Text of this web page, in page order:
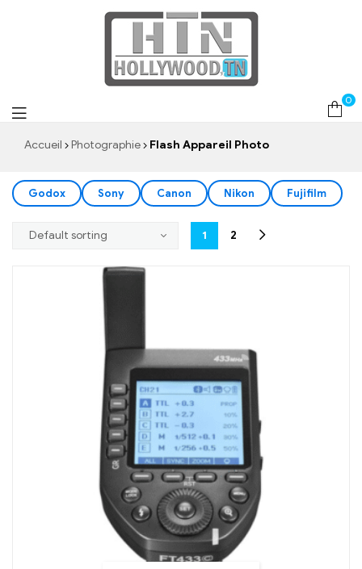
Flash Appareil Photo
0
Accueil Photographie Flash Appareil Photo
Godox Sony Canon Nikon Fujifilm
1 2